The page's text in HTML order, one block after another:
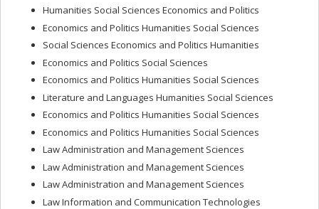
Humanities Social Sciences Economics and Politics
Economics and Politics Humanities Social Sciences
Social Sciences Economics and Politics Humanities
Economics and Politics Social Sciences
Economics and Politics Humanities Social Sciences
Literature and Languages Humanities Social Sciences
Economics and Politics Humanities Social Sciences
Economics and Politics Humanities Social Sciences
Law Administration and Management Sciences
Law Administration and Management Sciences
Law Administration and Management Sciences
Law Information and Communication Technologies